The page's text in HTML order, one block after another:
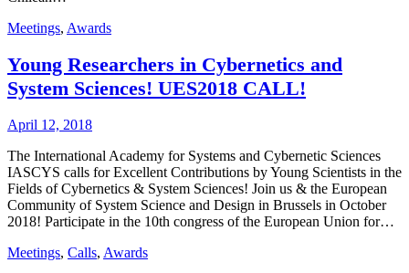
Meetings, Awards
Young Researchers in Cybernetics and
System Sciences! UES2018 CALL!
April 12, 2018
The International Academy for Systems and Cybernetic Sciences
IASCYS calls for Excellent Contributions by Young Scientists in the
Fields of Cybernetics & System Sciences! Join us & the European
Community of System Science and Design in Brussels in October
2018! Participate in the 10th congress of the European Union for…
Meetings, Calls, Awards